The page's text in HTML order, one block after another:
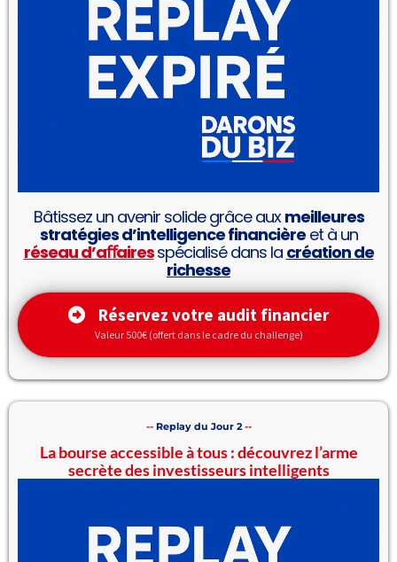
Bâtissez un avenir solide grâce auxmeilleures
stratégies d’intelligence financièreet à un
réseau d’aﬀairesspécialisé dans la création de
richesse
Réservez votre audit financier
Valeur 500€ (offert dans le cadre du challenge)
-- Replay du Jour 2 --
La bourse accessible à tous : découvrez l’arme
secrète des investisseurs intelligents